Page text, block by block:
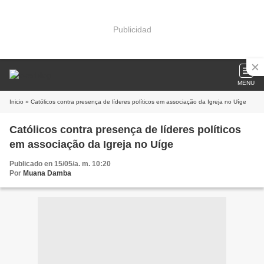
Publicidad
MENU
Inicio » Católicos contra presença de líderes políticos em associação da Igreja no Uíge
Católicos contra presença de líderes políticos
em associação da Igreja no Uíge
Publicado en 15/05/a. m. 10:20
Por Muana Damba